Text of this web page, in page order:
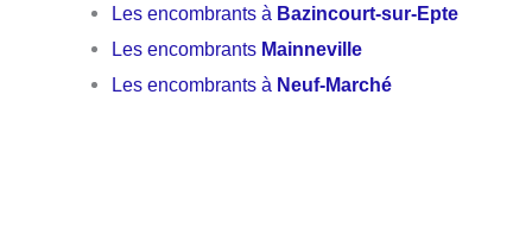
Les encombrants à Bazincourt-sur-Epte
Les encombrants Mainneville
Les encombrants à Neuf-Marché